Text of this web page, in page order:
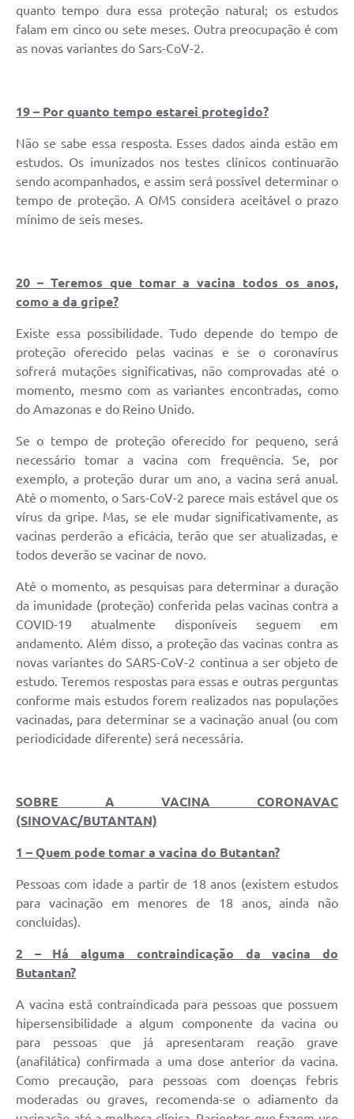
quanto tempo dura essa proteção natural; os estudos
falam em cinco ou sete meses. Outra preocupação é com
as novas variantes do Sars-CoV-2.
19 – Por quanto tempo estarei protegido?
Não se sabe essa resposta. Esses dados ainda estão em
estudos. Os imunizados nos testes clínicos continuarão
sendo acompanhados, e assim será possível determinar o
tempo de proteção. A OMS considera aceitável o prazo
mínimo de seis meses.
20 – Teremos que tomar a vacina todos os anos,
como a da gripe?
Existe essa possibilidade. Tudo depende do tempo de
proteção oferecido pelas vacinas e se o coronavírus
sofrerá mutações significativas, não comprovadas até o
momento, mesmo com as variantes encontradas, como
do Amazonas e do Reino Unido.
Se o tempo de proteção oferecido for pequeno, será
necessário tomar a vacina com frequência. Se, por
exemplo, a proteção durar um ano, a vacina será anual.
Até o momento, o Sars-CoV-2 parece mais estável que os
vírus da gripe. Mas, se ele mudar significativamente, as
vacinas perderão a eficácia, terão que ser atualizadas, e
todos deverão se vacinar de novo.
Até o momento, as pesquisas para determinar a duração
da imunidade (proteção) conferida pelas vacinas contra a
COVID-19 atualmente disponíveis seguem em
andamento. Além disso, a proteção das vacinas contra as
novas variantes do SARS-CoV-2 continua a ser objeto de
estudo. Teremos respostas para essas e outras perguntas
conforme mais estudos forem realizados nas populações
vacinadas, para determinar se a vacinação anual (ou com
periodicidade diferente) será necessária.
SOBRE A VACINA CORONAVAC
(SINOVAC/BUTANTAN)
1 – Quem pode tomar a vacina do Butantan?
Pessoas com idade a partir de 18 anos (existem estudos
para vacinação em menores de 18 anos, ainda não
concluídas).
2 – Há alguma contraindicação da vacina do
Butantan?
A vacina está contraindicada para pessoas que possuem
hipersensibilidade a algum componente da vacina ou
para pessoas que já apresentaram reação grave
(anafilática) confirmada a uma dose anterior da vacina.
Como precaução, para pessoas com doenças febris
moderadas ou graves, recomenda-se o adiamento da